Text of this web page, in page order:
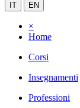
IT EN
×
Home
Corsi
Insegnamenti
Professioni